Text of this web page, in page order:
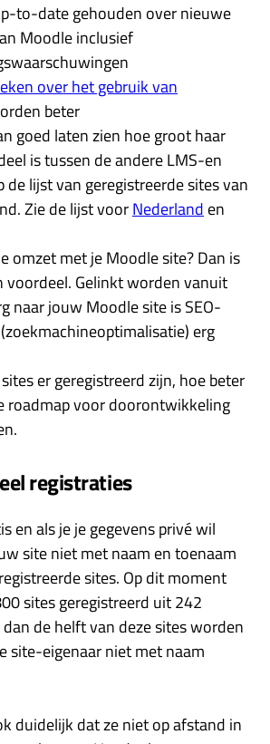
to-date gehouden over nieuwe
Moodle inclusief
over het gebruik van
beter
goed laten zien hoe groot haar
is tussen de andere LMS-en
de lijst van geregistreerde sites van
Zie de lijst voorNederland en
omzet met je Moodle site? Dan is
voordeel. Gelinkt worden vanuit
naar jouw Moodle site is SEO-
erg
er geregistreerd zijn, hoe beter
roadmap voor doorontwikkeling
registraties
en als je je gegevens privé wil
site niet met naam en toenaam
sites. Op dit moment
sites geregistreerd uit 242
de helft van deze sites worden
site-eigenaar niet met naam
duidelijk dat ze niet op afstand in